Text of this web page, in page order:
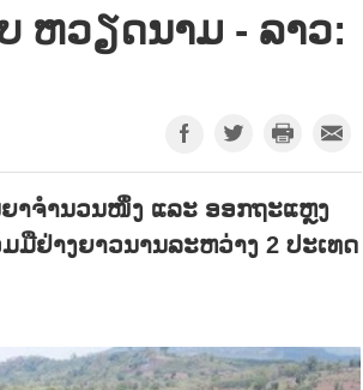
ຫວຽດນາມ - ລາວ:
ຍາຈຳນວນໜຶ່ງ ແລະ ອອກຖະແຫຼງ
ມືຢ່າງຍາວນານລະຫວ່າງ 2 ປະເທດ